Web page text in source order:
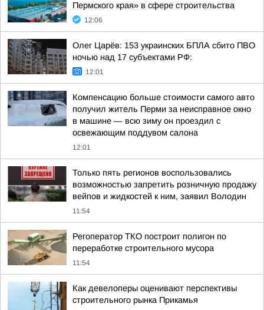
Пермского края» в сфере строительства
12:06
Олег Царёв: 153 украинских БПЛА сбито ПВО
ночью над 17 субъектами РФ:
12:01
Компенсацию больше стоимости самого авто
получил житель Перми за неисправное окно
в машине — всю зиму он проездил с
освежающим поддувом салона
12:01
Только пять регионов воспользовались
возможностью запретить розничную продажу
вейпов и жидкостей к ним, заявил Володин
11:54
Регоператор ТКО построит полигон по
переработке строительного мусора
11:54
Как девелоперы оценивают перспективы
строительного рынка Прикамья